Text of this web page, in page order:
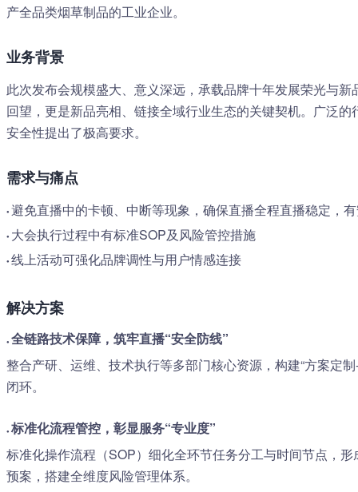
产全品类烟草制品的工业企业。
业务背景
此次发布会规模盛大、意义深远，承载品牌十年发展荣光与
回望，更是新品亮相、链接全域行业生态的关键契机。广泛
安全性提出了极高要求。
需求与痛点
● 避免直播中的卡顿、中断等现象，确保直播全程直播稳定，
● 大会执行过程中有标准SOP及风险管控措施
● 线上活动可强化品牌调性与用户情感连接
解决方案
● 全链路技术保障，筑牢直播“安全防线”
整合产研、运维、技术执行等多部门核心资源，构建“方案定
闭环。
● 标准化流程管控，彰显服务“专业度”
标准化操作流程（SOP）细化全环节任务分工与时间节点，
预案，搭建全维度风险管理体系。